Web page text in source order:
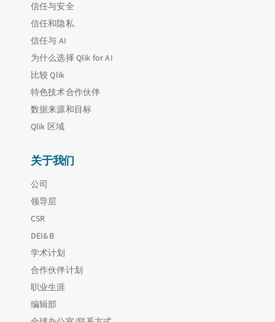
信任与安全
信任和隐私
信任与 AI
为什么选择 Qlik for AI
比较 Qlik
特色技术合作伙伴
数据来源和目标
Qlik 区域
关于我们
公司
领导层
CSR
DEI&B
学术计划
合作伙伴计划
职业生涯
编辑部